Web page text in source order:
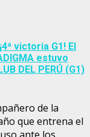
victoria G1! El
estuvo
DEL PERÚ (G1)
de la
que entrena el